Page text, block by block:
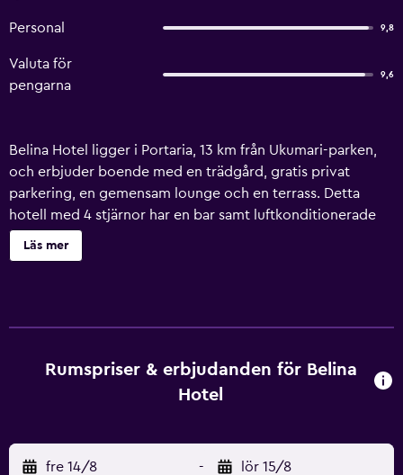
Personal 9,8
Valuta för
pengarna
9,6
Belina Hotel ligger i Portaria, 13 km från Ukumari-parken,
och erbjuder boende med en trädgård, gratis privat
parkering, en gemensam lounge och en terrass. Detta
hotell med 4 stjärnor har en bar samt luftkonditionerade
rum med gratis WiFi och eget badrum. Boendet har
rumsservice och en 24-timmarsreception och kan även
samtliga rum. Museum of Folk Art and History of Pelion
ligger 2,9 km från Belina Hotel, medan Athanasakeion
km bort.
Läs mer
Rumspriser & erbjudanden för Belina
Hotel
fre 14/8 - lör 15/8